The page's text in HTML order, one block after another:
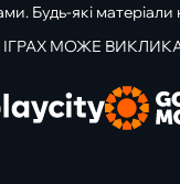
Будь-які
МОЖЕ